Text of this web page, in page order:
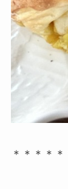
＊＊＊＊